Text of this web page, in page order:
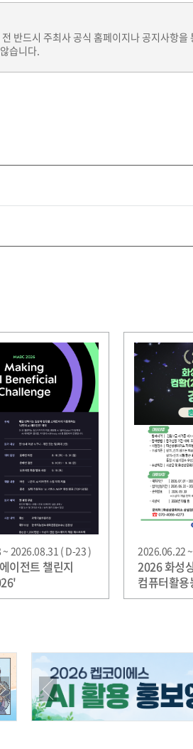
반드시 주최사 공식 홈페이지나 공지사항
습니다.
2026.08.31 ( D-23 )
이전트 챌린지
2026.06.22
2026 화성
컴퓨터활
취득 경시